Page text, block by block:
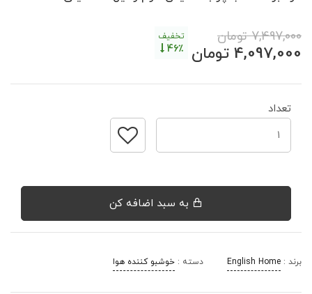
7,497,000 تومان
4,097,000 تومان
تخفیف
46٪
تعداد
برند : English Home دسته : خوشبو کننده هوا